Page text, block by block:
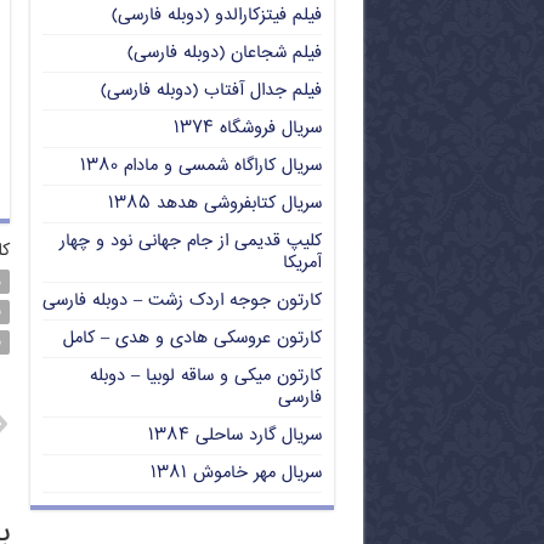
فیلم فیتزکارالدو (دوبله فارسی)
فیلم شجاعان (دوبله فارسی)
فیلم جدال آفتاب (دوبله فارسی)
سریال فروشگاه ۱۳۷۴
سریال کاراگاه شمسی و مادام ۱۳۸۰
سریال کتابفروشی هدهد ۱۳۸۵
کلیپ قدیمی از جام جهانی نود و چهار
آمریکا
کارتون جوجه اردک زشت – دوبله فارسی
کارتون عروسکی هادی و هدی – کامل
کارتون میکی و ساقه لوبیا – دوبله
فارسی
سریال گارد ساحلی ۱۳۸۴
سریال مهر خاموش ۱۳۸۱